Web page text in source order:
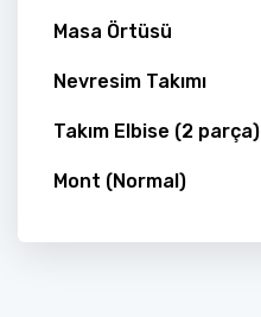
Masa Örtüsü
Nevresim Takımı
Takım Elbise (2 parça)
Mont (Normal)